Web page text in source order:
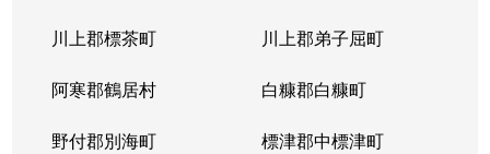
川上郡標茶町 川上郡弟子屈町
阿寒郡鶴居村 白糠郡白糠町
野付郡別海町 標津郡中標津町